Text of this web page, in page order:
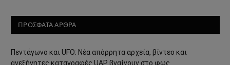
ΠΡΟΣΦΑΤΑ ΑΡΘΡΑ
Πεντάγωνο και UFO: Νέα απόρρητα αρχεία, βίντεο και
ανεξήγητες καταγραφές UAP βγαίνουν στο φως